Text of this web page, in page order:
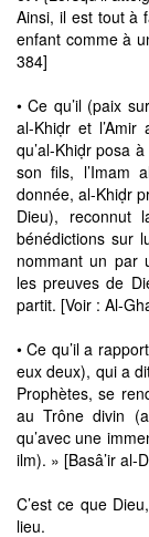
Ainsi, il est tout à
enfant comme à
384]
• Ce qu’il (paix
al-Khiḍr et l’Amir
qu’al-Khiḍr posa
son fils, l’Imam
donnée, al-Khiḍr
Dieu), reconnut
bénédictions sur
nommant un par
les preuves de
partit. [Voir : Al-
• Ce qu’il a
eux deux), qui a
Prophètes, se
au Trône divin
qu’avec une
ilm). » [Basâ’ir al-
C’est ce que
lieu.